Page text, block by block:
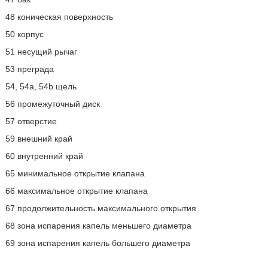
48 коническая поверхность
50 корпус
51 несущий рычаг
53 преграда
54, 54а, 54b щель
56 промежуточный диск
57 отверстие
59 внешний край
60 внутренний край
65 минимальное открытие клапана
66 максимальное открытие клапана
67 продолжительность максимального открытия
68 зона испарения капель меньшего диаметра
69 зона испарения капель большего диаметра